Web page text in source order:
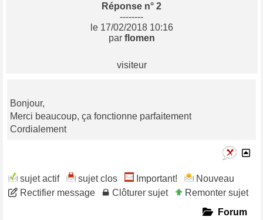
Réponse n° 2
--------
le 17/02/2018 10:16
par flomen
visiteur
Bonjour,
Merci beaucoup, ça fonctionne parfaitement
Cordialement
sujet actif sujet clos Important!
Nouveau
Rectifier message
Clôturer sujet
Remonter sujet
Forum